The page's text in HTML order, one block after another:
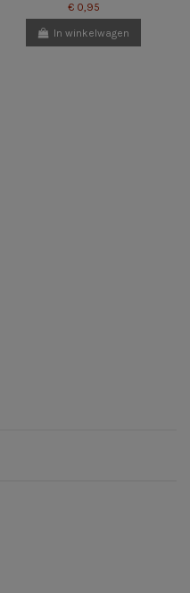
€ 0,95
In winkelwagen